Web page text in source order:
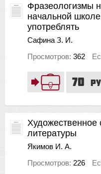
70
Фразеологизмы
начальной
употреблять
Сафина З. И.
Просмотров: 362
Художественное
литературы
Якимов И. А.
Просмотров: 226